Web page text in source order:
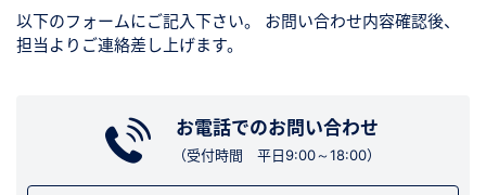
以下のフォームにご記入下さい。
お問い合わせ内容確認後、
担当よりご連絡差し上げます。
お電話でのお問い合わせ
（受付時間 平日9:00～18:00）